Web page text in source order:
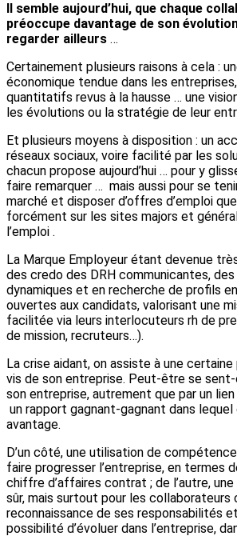
Il semble aujourd’hui, que chaque
préoccupe davantage de son
regarder ailleurs …
Certainement plusieurs raisons à cela :
économique tendue dans les
quantitatifs revus à la hausse … une
les évolutions ou la stratégie de leur
Et plusieurs moyens à disposition : un
réseaux sociaux, voire facilité par les
chacun propose aujourd’hui … pour y
faire remarquer … mais aussi pour se
marché et disposer d’offres d’emploi
forcément sur les sites majors et
l’emploi .
La Marque Employeur étant devenue
des credo des DRH communicantes,
dynamiques et en recherche de profils
ouvertes aux candidats, valorisant une
facilitée via leurs interlocuteurs rh de
de mission, recruteurs…).
La crise aidant, on assiste à une
vis de son entreprise. Peut-être se
son entreprise, autrement que par un
un rapport gagnant-gagnant dans
avantage.
D’un côté, une utilisation de
faire progresser l’entreprise, en termes
chiffre d’affaires contrat ; de l’autre,
sûr, mais surtout pour les collaborateurs
reconnaissance de ses responsabilités
possibilité d’évoluer dans l’entreprise,